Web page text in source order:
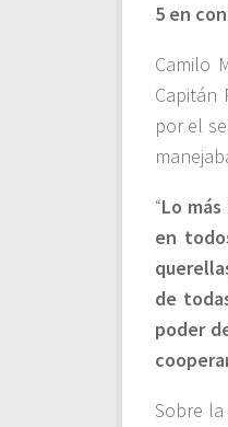
5 en
Camilo
Capitán
por el
“Lo
en
de
poder
Sobre